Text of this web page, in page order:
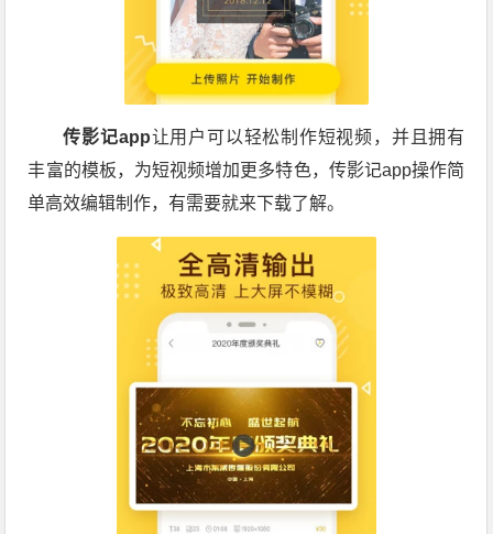
传影记app让用户可以轻松制作短视频，并且拥有
丰富的模板，为短视频增加更多特色，传影记app操作简
单高效编辑制作，有需要就来下载了解。